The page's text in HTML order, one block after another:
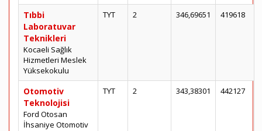
Tıbbi
Laboratuvar
Teknikleri
Kocaeli Sağlık
Hizmetleri Meslek
Yüksekokulu
TYT 2 346,69651 419618
Otomotiv
Teknolojisi
Ford Otosan
İhsaniye Otomotiv
TYT 2 343,38301 442127